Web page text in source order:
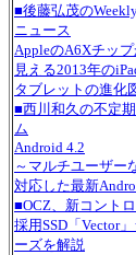
■後藤弘茂の
ニュース
AppleのA6Xチップ
見える2013年の
タブレットの進化
■西川和久の不定
ム
Android 4.2
～マルチユーザー
対応した最新
■OCZ、新コント
採用SSD「Vector」
ーズを解説